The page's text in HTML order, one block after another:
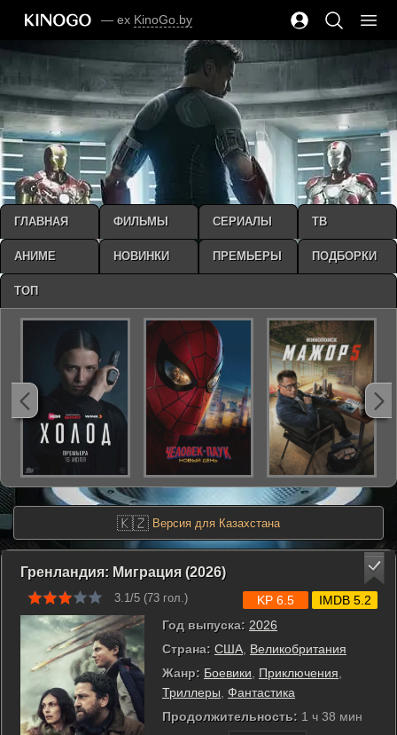
— ex KinoGo.by
🇰🇿 Версия для Казахстана
Гренландия: Миграция (2026)
3.1/5 (73 гол.)
Год выпуска: 2026
Страна: США Великобритания
Жанр: Боевики Приключения
Триллеры Фантастика
Продолжительность: 1 ч 38 мин
KP 6.5 IMDB 5.2
ГЛАВНАЯ ФИЛЬМЫ СЕРИАЛЫ ТВ
АНИМЕ НОВИНКИ ПРЕМЬЕРЫ ПОДБОРКИ
ТОП